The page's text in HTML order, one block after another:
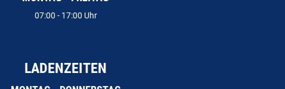
07:00 - 17:00 Uhr
LADENZEITEN